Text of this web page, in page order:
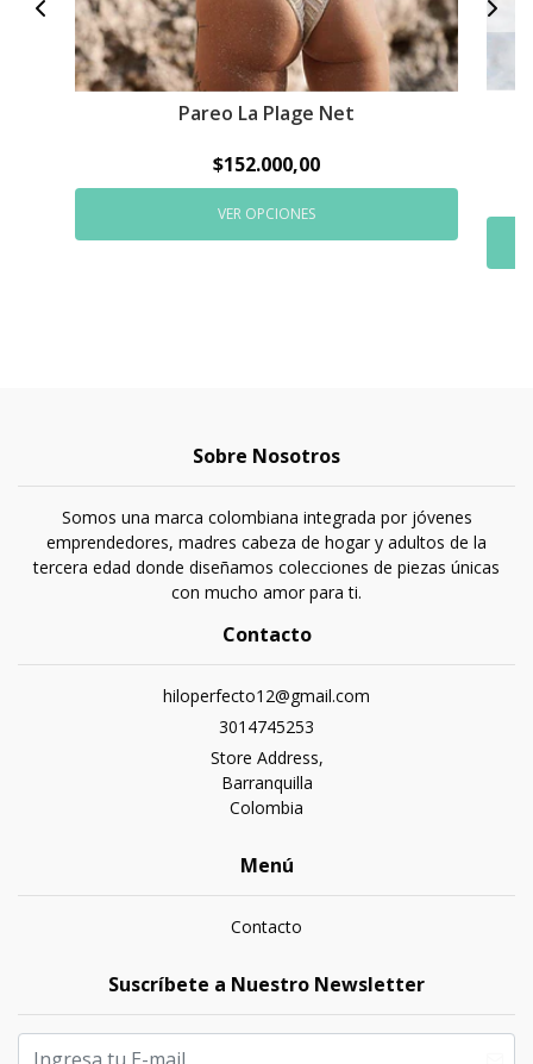
Pareo La Plage Net
$152.000,00
VER OPCIONES
Sobre Nosotros
Somos una marca colombiana integrada por jóvenes
emprendedores, madres cabeza de hogar y adultos de la
tercera edad donde diseñamos colecciones de piezas únicas
con mucho amor para ti.
Contacto
hiloperfecto12@gmail.com
3014745253
Store Address,
Barranquilla
Colombia
Menú
Contacto
Suscríbete a Nuestro Newsletter